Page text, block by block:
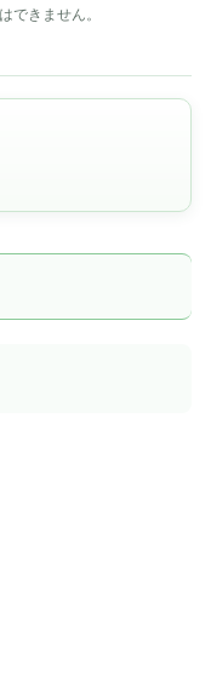
できません。